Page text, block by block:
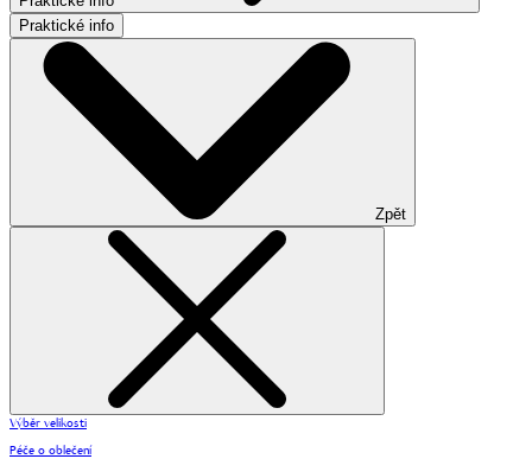
Praktické info
Zpět
Výběr velikosti
Péče o oblečení